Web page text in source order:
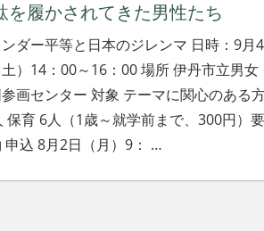
を履かされてきた男性たち
ダー平等と日本のジレンマ 日時：9月4
）14：00～16：00 場所 伊丹市立男女
画センター 対象 テーマに関心のある
保育 6人（1歳～就学前まで、300円）要
申込 8月2日（月）9： …